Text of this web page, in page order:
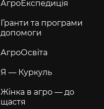
АгроЕкспедиція
Гранти та програми
допомоги
АгроОсвіта
Я — Куркуль
Жінка в агро — до
щастя